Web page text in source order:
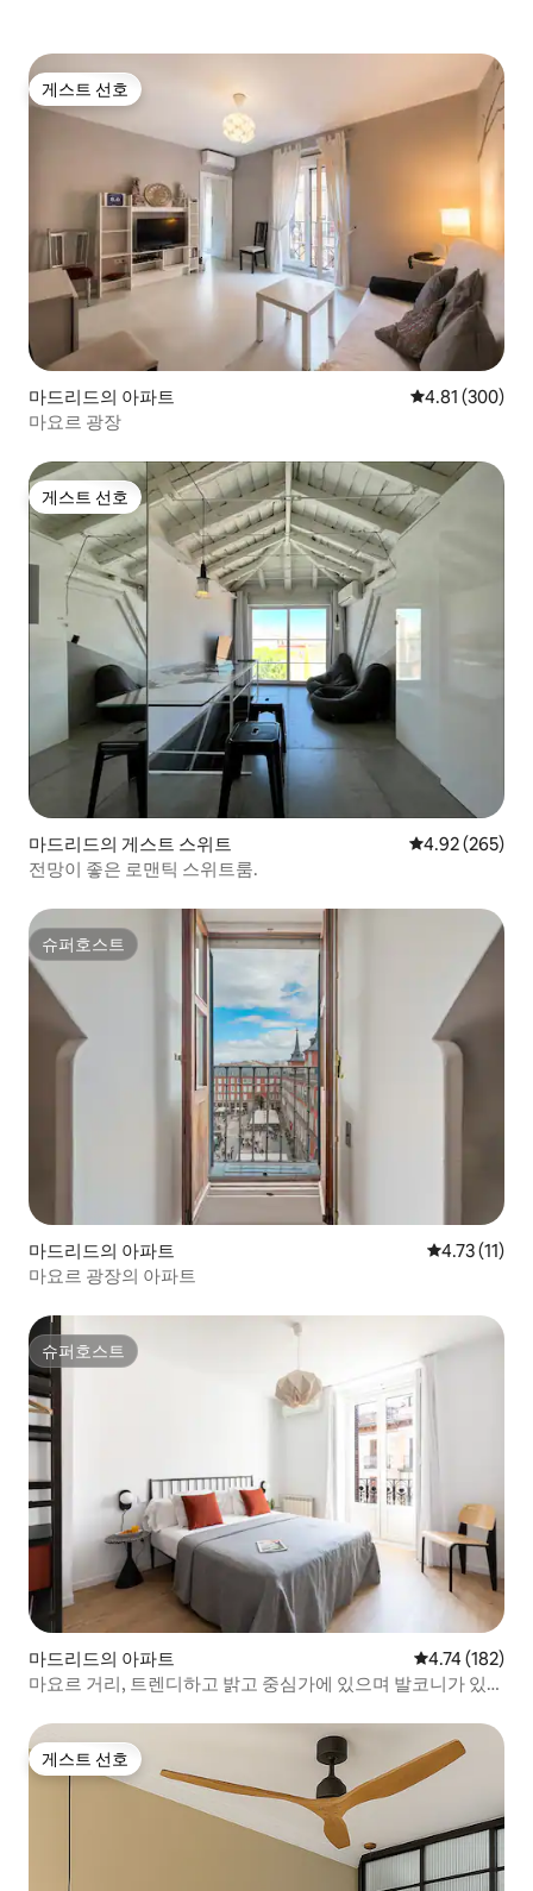
게스트 선호
게스트 선호
마드리드의 아파트 평점 4.81점(5
4.81 (300)
마요르 광장
게스트 선호
게스트 선호
마드리드의 게스트 스위트 평점 4.92점(5
4.92 (265)
전망이 좋은 로맨틱 스위트룸.
슈퍼호스트
슈퍼호스트
마드리드의 아파트 평점 4.73점
4.73 (11)
마요르 광장의 아파트
슈퍼호스트
슈퍼호스트
마드리드의 아파트 평점 4.74점(5
4.74 (182)
마요르 거리, 트렌디하고 밝고 중심가에 있으며 발코니가 있습
게스트 선호
게스트 선호